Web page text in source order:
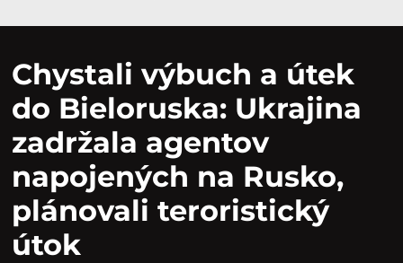
Chystali výbuch a útek
do Bieloruska: Ukrajina
zadržala agentov
napojených na Rusko,
plánovali teroristický
útok